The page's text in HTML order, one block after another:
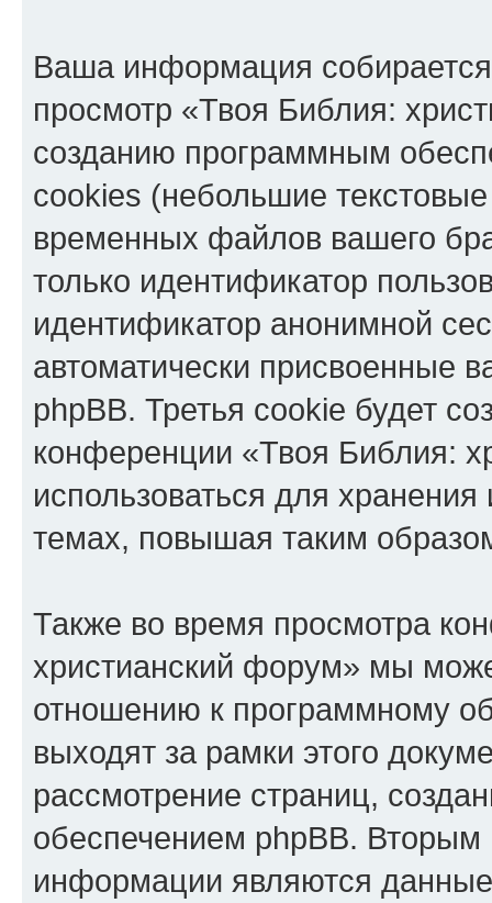
Ваша информация
просмотр «Твоя Библия:
созданию программным
cookies (небольшие
временных файлов вашего
только идентификатор
идентификатор анонимной
автоматически присвоенные
phpBB. Третья cookie будет
конференции «Твоя Библия:
использоваться для
темах, повышая таким
Также во время просмотра
христианский форум» мы
отношению к программному
выходят за рамки этого
рассмотрение страниц,
обеспечением phpBB.
информации являются